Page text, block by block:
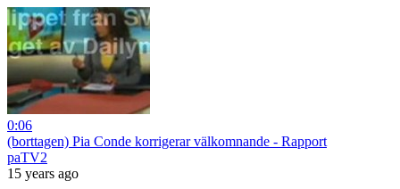
0:06
(borttagen) Pia Conde korrigerar välkomnande - Rapport
paTV2
15 years ago